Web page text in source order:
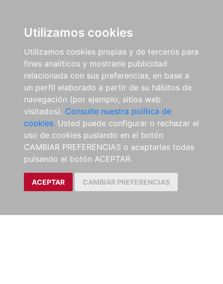
Utilizamos cookies
Utilizamos cookies propias y de terceros para
fines analíticos y mostrarle publicidad
relacionada con sus preferencias, en base a
un perfil elaborado a partir de su hábitos de
navegación (por ejemplo, sitios web
visitados). Consulte nuestra política de
cookies. Usted puede configurar o rechazar el
uso de cookies puslando en el botón
CAMBIAR PREFERENCIAS o aceptarlas todas
pulsando el botón ACEPTAR.
ACEPTAR CAMBIAR PREFERENCIAS